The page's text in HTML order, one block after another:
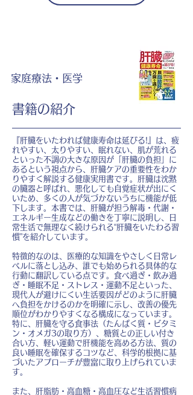
家庭療法・医学
書籍の紹介
『肝臓をいたわれば健康寿命は延びる!』は、疲
れやすい、太りやすい、眠れない、肌が荒れる
といった不調の大きな原因が「肝臓の負担」に
あるという視点から、肝臓ケアの重要性をわか
りやすく解説する健康実用書です。肝臓は沈黙
の臓器と呼ばれ、悪化しても自覚症状が出にく
いため、多くの人が気づかないうちに機能が低
下します。本書では、肝臓が担う解毒・代謝・
エネルギー生成などの働きを丁寧に説明し、日
常生活で無理なく続けられる“肝臓をいたわる習
慣”を紹介しています。
特徴的なのは、医療的な知識をやさしく日常レ
ベルに落とし込み、誰でも始められる具体的な
行動に翻訳している点です。食べ過ぎ・飲み過
ぎ・睡眠不足・ストレス・運動不足といった、
現代人が避けにくい生活要因がどのように肝臓
へ負担をかけるのかを明確に示し、改善の優先
順位がわかりやすくなる構成になっています。
特に、肝臓を守る食事法（たんぱく質・ビタミ
ン・オメガ3の取り方）、糖質との正しい付き
合い方、軽い運動で肝機能を高める方法、質の
良い睡眠を確保するコツなど、科学的根拠に基
づいたアプローチが豊富に取り上げられていま
す。
また、肝脂肪・高血糖・高血圧など生活習慣病